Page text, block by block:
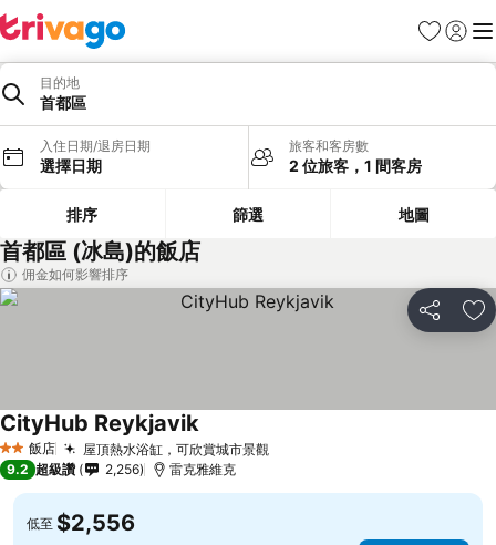
我的最愛
登入 選
目的地
首都區
入住日期/退房日期
選擇日期
旅客和客房數
2 位旅客，1 間客房
排序 篩選 地圖
首都區 (冰島)的飯店
佣金如何影響排序
分享 加
2 星級飯店 屋頂熱水浴缸，可欣賞城市景觀
CityHub Reykjavik
9.2 超級讚 2,256 雷克雅維克
低至 $2,556